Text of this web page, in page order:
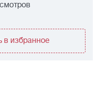
в избранное